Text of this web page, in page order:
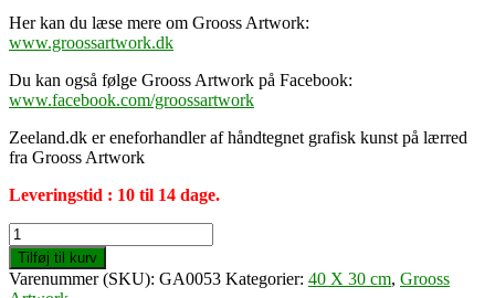
Her kan du læse mere om Grooss Artwork:
www.groossartwork.dk
Du kan også følge Grooss Artwork på Facebook:
www.facebook.com/groossartwork
Zeeland.dk er eneforhandler af håndtegnet grafisk kunst på lærred
fra Grooss Artwork
Leveringstid : 10 til 14 dage.
didn't
say
i'm
Tilføj til kurv
Varenummer (SKU): GA0053 Kategorier: 40 X 30 cm, Grooss